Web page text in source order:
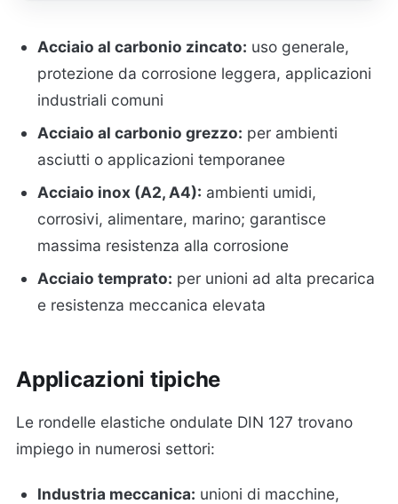
Acciaio al carbonio zincato: uso generale,
protezione da corrosione leggera, applicazioni
industriali comuni
Acciaio al carbonio grezzo: per ambienti
asciutti o applicazioni temporanee
Acciaio inox (A2, A4): ambienti umidi,
corrosivi, alimentare, marino; garantisce
massima resistenza alla corrosione
Acciaio temprato: per unioni ad alta precarica
e resistenza meccanica elevata
Applicazioni tipiche
Le rondelle elastiche ondulate DIN 127 trovano
impiego in numerosi settori:
Industria meccanica: unioni di macchine,